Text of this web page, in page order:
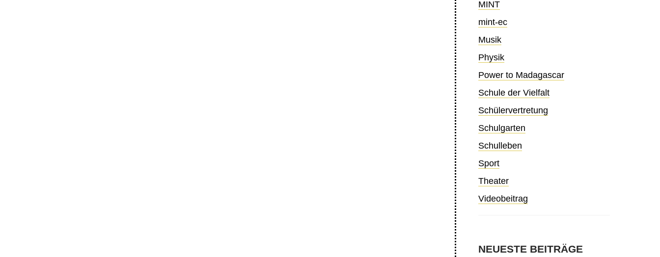
MINT
mint-ec
Musik
Physik
Power to Madagascar
Schule der Vielfalt
Schülervertretung
Schulgarten
Schulleben
Sport
Theater
Videobeitrag
NEUESTE BEITRÄGE